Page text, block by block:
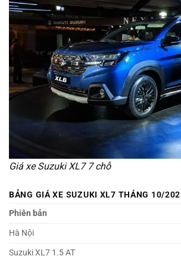
Giá xe Suzuki XL7 7 chỗ
BẢNG GIÁ XE SUZUKI XL7 THÁNG 10/
Phiên bản
Hà Nội
Suzuki XL7 1.5 AT